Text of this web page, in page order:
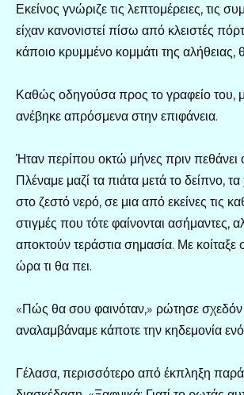
Εκείνος γνώριζε τις λεπτομέρειες, τις
είχαν κανονιστεί πίσω από κλειστές
κάποιο κρυμμένο κομμάτι της αλήθειας,
Καθώς οδηγούσα προς το γραφείο του,
ανέβηκε απρόσμενα στην επιφάνεια.
Ήταν περίπου οκτώ μήνες πριν πεθάνει
Πλέναμε μαζί τα πιάτα μετά το δείπνο,
στο ζεστό νερό, σε μια από εκείνες τις
στιγμές που τότε φαίνονται ασήμαντες,
αποκτούν τεράστια σημασία. Με κοίταξε
ώρα τι θα πει.
«Πώς θα σου φαινόταν,» ρώτησε
αναλαμβάναμε κάποτε την κηδεμονία
Γέλασα, περισσότερο από έκπληξη